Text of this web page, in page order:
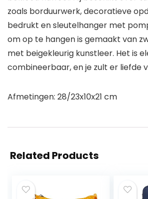
zoals borduurwerk, decoratieve
bedrukt en sleutelhanger met
om op te hangen is gemaakt van
met beigekleurig kunstleer. Het is
combineerbaar, en je zult er liefde
Afmetingen: 28/23x10x21 cm
Related Products